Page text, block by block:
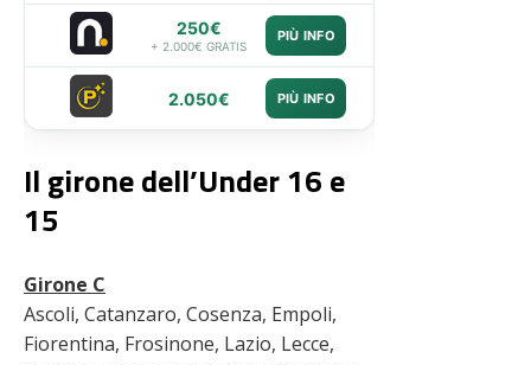
250€
+ 2.000€ GRATIS
PIÙ INFO
2.050€ PIÙ INFO
Il girone dell’Under 16 e
15
Girone C
Ascoli, Catanzaro, Cosenza, Empoli,
Fiorentina, Frosinone, Lazio, Lecce,